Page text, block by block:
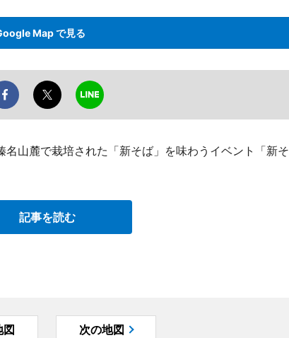
Map で見る
山麓で栽培された「新そば」を味わうイベント「新そ
記事を読む
図 次の地図